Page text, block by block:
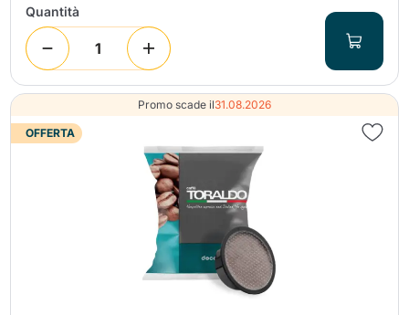
Quantità
Promo scade il31.08.2026
OFFERTA